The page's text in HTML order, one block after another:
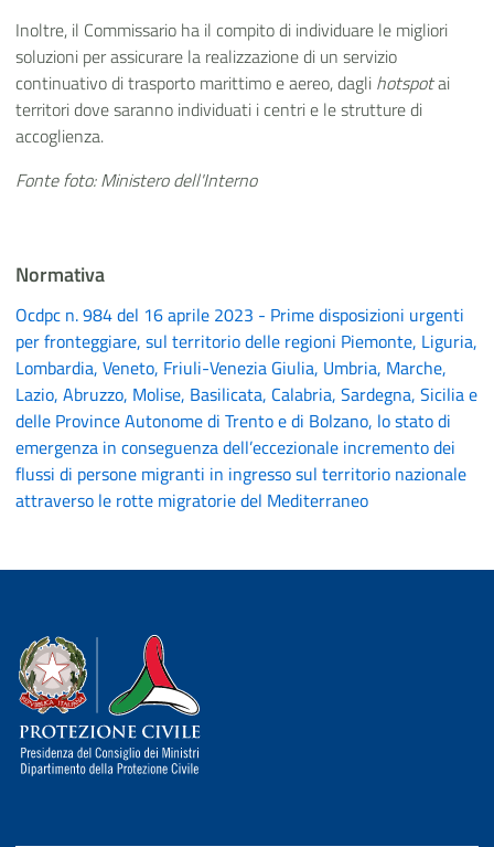
Inoltre, il Commissario ha il compito di individuare le migliori
soluzioni per assicurare la realizzazione di un servizio
continuativo di trasporto marittimo e aereo, dagli hotspotai
territori dove saranno individuati i centri e le strutture di
accoglienza.
Fonte foto:Ministero dell'Interno
Normativa
Ocdpc n. 984 del 16 aprile 2023 - Prime disposizioni urgenti
per fronteggiare, sul territorio delle regioni Piemonte, Liguria,
Lombardia, Veneto, Friuli-Venezia Giulia, Umbria, Marche,
Lazio, Abruzzo, Molise, Basilicata, Calabria, Sardegna, Sicilia e
delle Province Autonome di Trento e di Bolzano, lo stato di
emergenza in conseguenza dell’eccezionale incremento dei
flussi di persone migranti in ingresso sul territorio nazionale
attraverso le rotte migratorie del Mediterraneo
Dipartimento della Protezione Civile